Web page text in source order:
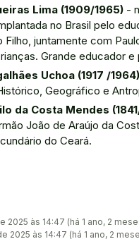
Lima (1909/1965) -
no Brasil pelo
juntamente com
Grande educador
Uchoa (1917 /1964)
Geográfico e
da Costa Mendes
João de Araújo da
do Ceará.
2025 às 14:47 (há 1 ano, 2
2025 às 14:47 (há 1 ano, 2